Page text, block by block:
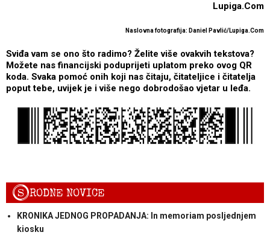
Lupiga.Com
Naslovna fotografija: Daniel Pavlić/Lupiga.Com
Sviđa vam se ono što radimo? Želite više ovakvih tekstova?
Možete nas financijski poduprijeti uplatom preko ovog QR
koda. Svaka pomoć onih koji nas čitaju, čitateljice i čitatelja
poput tebe, uvijek je i više nego dobrodošao vjetar u leđa.
SRODNE NOVICE
KRONIKA JEDNOG PROPADANJA: In memoriam posljednjem
kiosku